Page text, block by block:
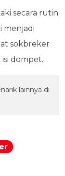
secara rutin
menjadi
sokbreker
dompet.
lainnya di